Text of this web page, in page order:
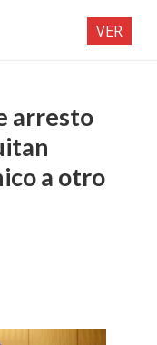
arresto
a otro
VER